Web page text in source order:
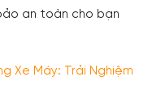
an toàn cho bạn
Xe Máy: Trải Nghiệm